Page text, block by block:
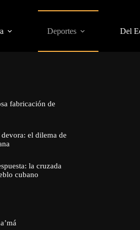
Deportes Del
fabricación de
el dilema de
la cruzada
cubano